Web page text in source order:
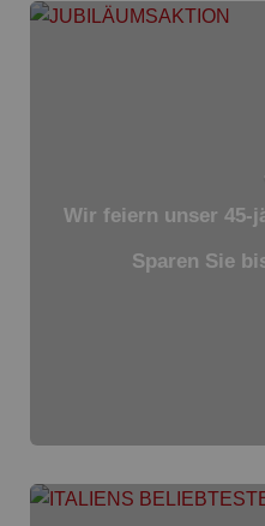
Wir feiern unser 45-
Sparen Sie